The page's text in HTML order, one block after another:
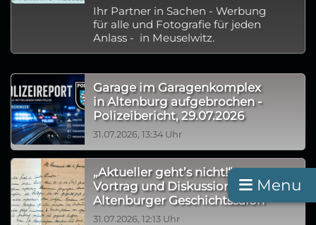
Menu
Ihr Partner in Sachen - Werbung
für alle und Fotografie für jeden
Anlass - in Meuselwitz.
Garage im Garagenkomplex
in Altenburg aufgebrochen -
Polizeibericht, 29.07.2026
31.07.2026, 13:34 Uhr
„Aktueller geht’s nicht!“:
Vortrag und Diskussion im
Altenburger Geschichtssalon
31.07.2026, 12:13 Uhr